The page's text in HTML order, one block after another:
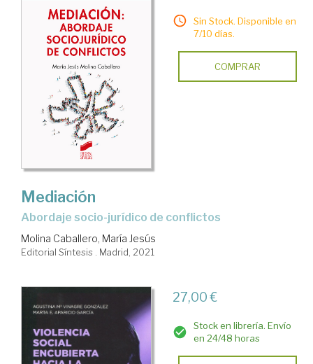
Sin Stock. Disponible en
7/10 días.
COMPRAR
Mediación
abordaje socio-jurídico de conflictos
Molina Caballero, María Jesús
Editorial Síntesis . Madrid, 2021
27,00 €
Stock en librería. Envío
en 24/48 horas